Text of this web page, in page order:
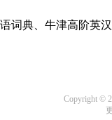
词典、牛津高阶
Copyright ©